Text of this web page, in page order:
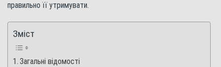
правильно її утримувати.
Зміст
Загальні відомості